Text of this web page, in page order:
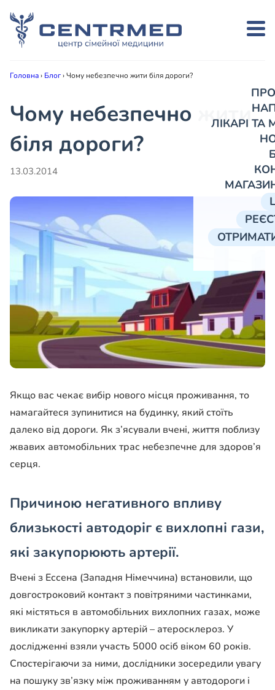
ЛІКАРІ
Головна› Блог›Чому небезпечно жити біля дороги?
Чому небезпечно жити
біля дороги?
13.03.2014
Якщо вас чекає вибір нового місця проживання, то
намагайтеся зупинитися на будинку, який стоїть
далеко від дороги. Як з’ясували вчені, життя поблизу
жвавих автомобільних трас небезпечне для здоров’я
серця.
Причиною негативного впливу
близькості автодоріг є вихлопні гази,
які закупорюють артерії.
Вчені з Ессена (Западня Німеччина) встановили, що
довгостроковий контакт з повітряними частинками,
які містяться в автомобільних вихлопних газах, може
викликати закупорку артерій – атеросклероз. У
дослідженні взяли участь 5000 осіб віком 60 років.
Спостерігаючи за ними, дослідники зосередили увагу
на пошуку зв’язку між проживанням у автодороги і